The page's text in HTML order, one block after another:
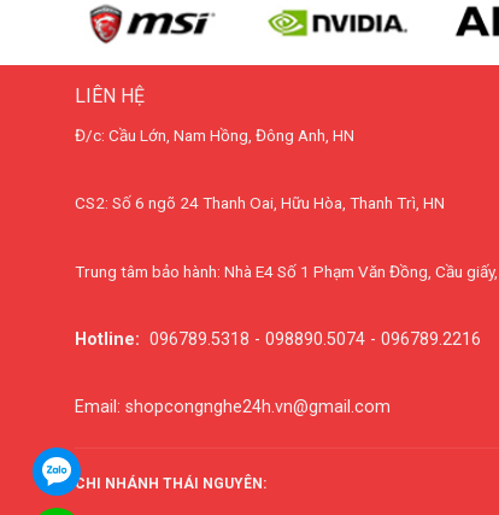
LIÊN HỆ
Đ/c: Cầu Lớn, Nam Hồng, Đông Anh, HN
CS2: Số 6 ngõ 24 Thanh Oai, Hữu Hòa, Thanh Trì, HN
Trung tâm bảo hành: Nhà E4 Số 1 Phạm Văn Đồng, Cầu giấy,
Hotline: 096789.5318 - 098890.5074 - 096789.2216
Email: shopcongnghe24h.vn@gmail.com
CHI NHÁNH THÁI NGUYÊN: